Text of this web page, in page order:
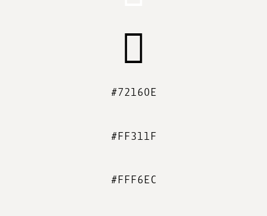
#72160E
#FF311F
#FFF6EC